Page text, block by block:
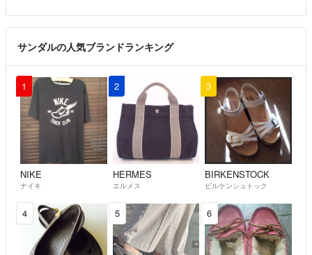
サンダルの人気ブランドランキング
1
NIKE
ナイキ
2
HERMES
エルメス
3
BIRKENSTOCK
ビルケンシュトック
4 5 6